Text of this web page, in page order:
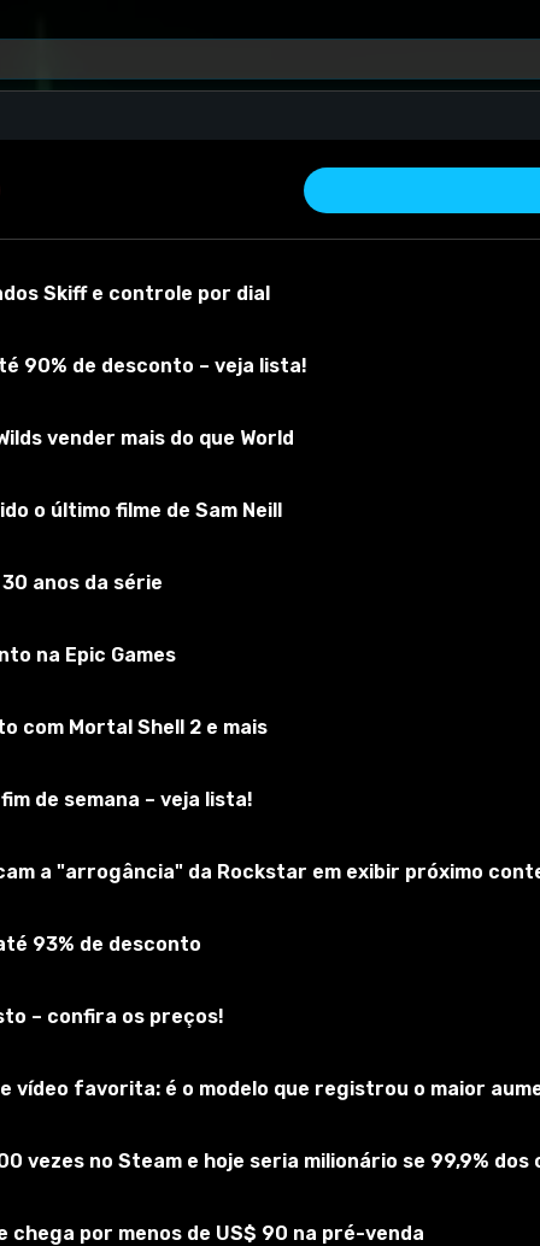
material Versão do mod:1.10 Versão do jogo:
Inscreva-se no jogo
Skiff e controle por dial
90% de desconto – veja lista!
vender mais do que World
o último filme de Sam Neill
anos da série
na Epic Games
com Mortal Shell 2 e mais
de semana – veja lista!
a "arrogância" da Rockstar em exibir próximo
93% de desconto
– confira os preços!
vídeo favorita: é o modelo que registrou o maior
vezes no Steam e hoje seria milionário se 99,9%
chega por menos de US$ 90 na pré-venda